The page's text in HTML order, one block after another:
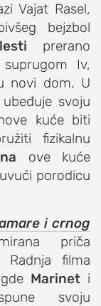
Vajat Rasel,
bejzbol
prerano
Iv,
novi dom. U
svoju
kuće biti
fizikalnu
ove kuće
porodicu
i crnog
priča
Radnja filma
Marinet i
svoju